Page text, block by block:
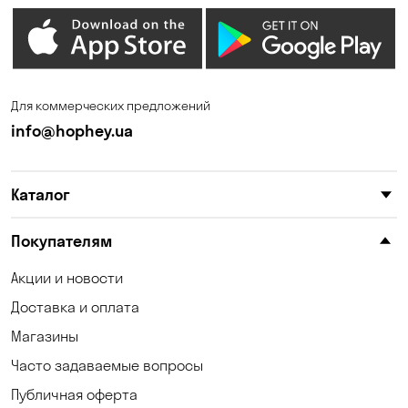
Зазимье Запорожье
Каменные Потоки
Клинцы
Корсунцы
Коцюбинское
Кривой Рог
Для коммерческих предложений
info@hophey.ua
Каталог
Покупателям
Акции и новости
Доставка и оплата
Магазины
Часто задаваемые вопросы
Публичная оферта